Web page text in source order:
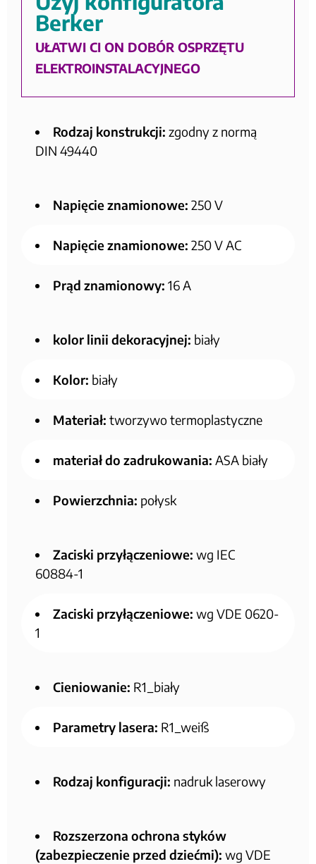
Berker
UŁATWI CI ON DOBÓR OSPRZĘTU
ELEKTROINSTALACYJNEGO
Rodzaj konstrukcji: zgodny z normą
DIN 49440
Napięcie znamionowe: 250 V
Napięcie znamionowe: 250 V AC
Prąd znamionowy: 16 A
kolor linii dekoracyjnej: biały
Kolor: biały
Materiał: tworzywo termoplastyczne
materiał do zadrukowania: ASA biały
Powierzchnia: połysk
Zaciski przyłączeniowe: wg IEC
60884-1
Zaciski przyłączeniowe: wg VDE 0620-
1
Cieniowanie: R1_biały
Parametry lasera: R1_weiß
Rodzaj konfiguracji: nadruk laserowy
Rozszerzona ochrona styków
(zabezpieczenie przed dziećmi): wg VDE